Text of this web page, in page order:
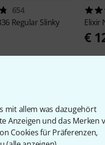
mit allem was dazugehört
Anzeigen und das Merken
Cookies für Präferenzen,
654
Regular Slinky
Elixir
€